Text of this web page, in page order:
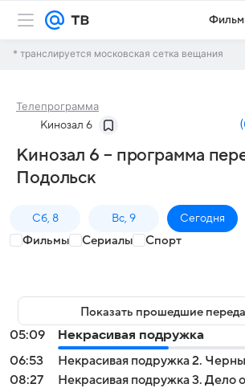
* транслируется московская сетка вещания
Телепрограмма
Кинозал 6 (
Кинозал 6 – программа
Подольск
Сб, 8 Вс, 9 Сегодня
Фильмы Сериалы Спорт
Показать прошедшие
05:09
Некрасивая подружка
06:53
Некрасивая подружка 2.
08:27
Некрасивая подружка 3. Дело